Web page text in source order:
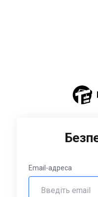
Email-адреса